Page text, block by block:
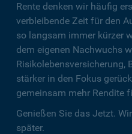
Rente denken wir häufig
verbleibende Zeit für den
so langsam immer kürzer
dem eigenen Nachwuchs
Risikolebensversicherung,
stärker in den Fokus
gemeinsam mehr Rendite
Genießen Sie das Jetzt.
später.